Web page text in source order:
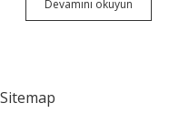
Devamını okuyun
Bici
Sitemap